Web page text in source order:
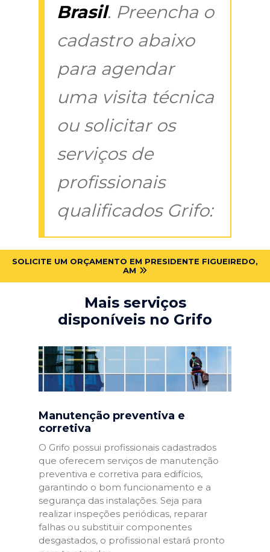
Brasil. Preencha o
cadastro abaixo
para agendar
uma visita técnica
ou solicitar os
serviços de
profissionais
qualificados Grifo:
SOLICITE UM ORÇAMENTO EM PRESIDENTE FIGUEIREDO,
AM
Mais serviços
disponíveis no Grifo
Manutenção preventiva e
corretiva
O Grifo possui profissionais cadastrados
que oferecem serviços de manutenção
preventiva e corretiva para edifícios,
garantindo o bom funcionamento e a
segurança das instalações. Seja para
realizar inspeções periódicas, reparar
falhas ou substituir componentes
desgastados, o profissional estará pronto